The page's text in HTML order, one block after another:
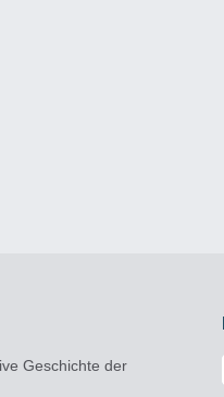
Geschichte der